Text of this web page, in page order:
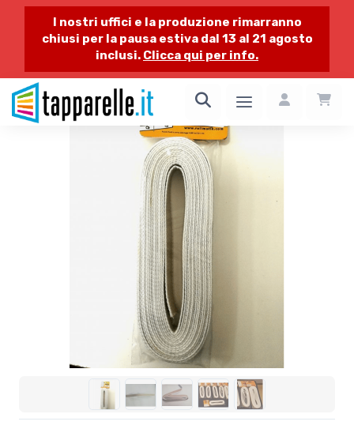
I nostri uffici e la produzione rimarranno
chiusi per la pausa estiva dal 13 al 21 agosto
inclusi. Clicca qui per info.